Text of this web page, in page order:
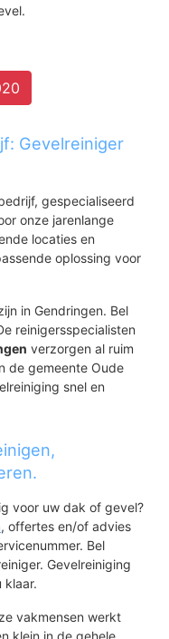
Gevelreiniger
gespecialiseerd
onze jarenlange
locaties en
oplossing voor
in Gendringen. Bel
reinigersspecialisten
verzorgen al ruim
de gemeente Oude
snel en
voor uw dak of gevel?
, offertes en/of advies
Bel
Gevelreiniging
klaar.
vakmensen werkt
klein in de gehele